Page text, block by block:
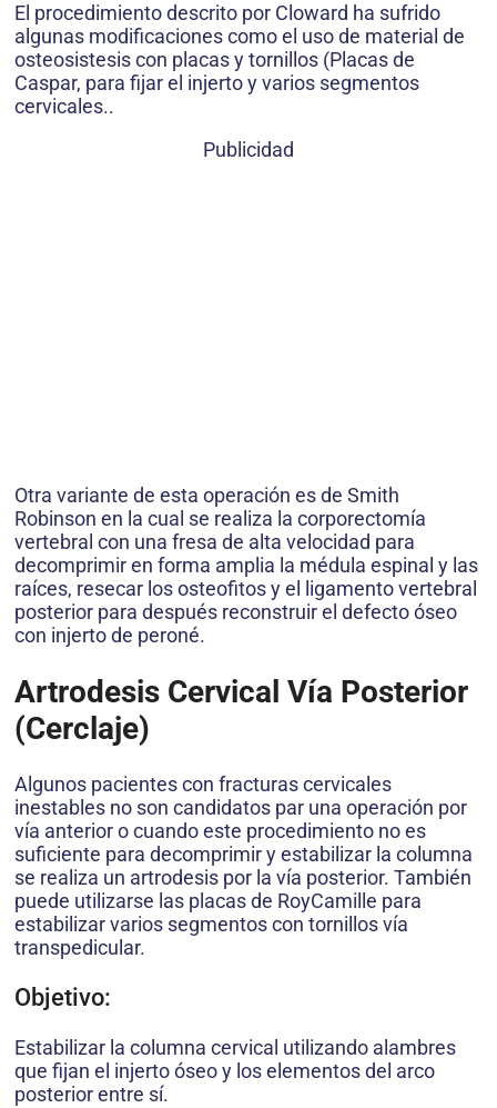
El procedimiento descrito por Cloward ha sufrido
algunas modificaciones como el uso de material de
osteosistesis con placas y tornillos (Placas de
Caspar, para fijar el injerto y varios segmentos
cervicales..
Publicidad
Otra variante de esta operación es de Smith
Robinson en la cual se realiza la corporectomía
vertebral con una fresa de alta velocidad para
decomprimir en forma amplia la médula espinal y las
raíces, resecar los osteofitos y el ligamento vertebral
posterior para después reconstruir el defecto óseo
con injerto de peroné.
Artrodesis Cervical Vía Posterior
(Cerclaje)
Algunos pacientes con fracturas cervicales
inestables no son candidatos par una operación por
vía anterior o cuando este procedimiento no es
suficiente para decomprimir y estabilizar la columna
se realiza un artrodesis por la vía posterior. También
puede utilizarse las placas de RoyCamille para
estabilizar varios segmentos con tornillos vía
transpedicular.
Objetivo:
Estabilizar la columna cervical utilizando alambres
que fijan el injerto óseo y los elementos del arco
posterior entre sí.